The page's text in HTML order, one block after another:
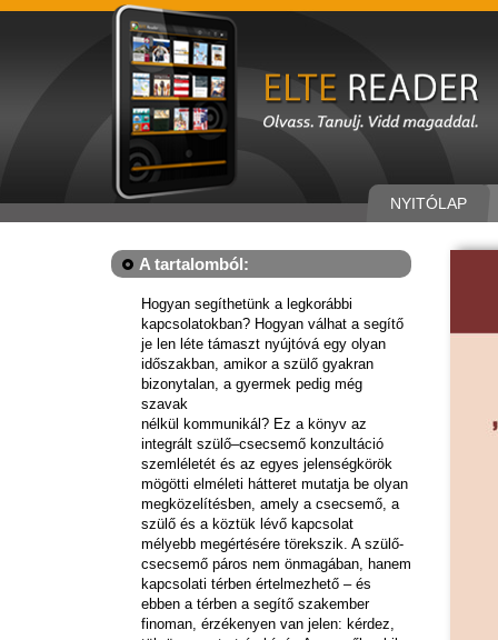
NYITÓLAP
A tartalomból:
Hogyan segíthetünk a legkorábbi
kapcsolatokban? Hogyan válhat a segítő
je len léte támaszt nyújtóvá egy olyan
időszakban, amikor a szülő gyakran
bizonytalan, a gyermek pedig még
szavak
nélkül kommunikál? Ez a könyv az
integrált szülő–csecsemő konzultáció
szemléletét és az egyes jelenségkörök
mögötti elméleti hátteret mutatja be olyan
megközelítésben, amely a csecsemő, a
szülő és a köztük lévő kapcsolat
mélyebb megértésére törekszik. A szülő-
csecsemő páros nem önmagában, hanem
kapcsolati térben értelmezhető – és
ebben a térben a segítő szakember
finoman, érzékenyen van jelen: kérdez,